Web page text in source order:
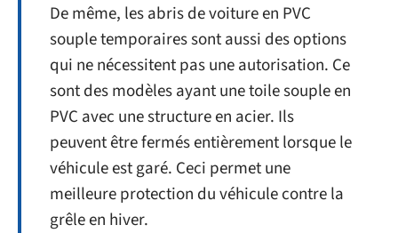
De même, les abris de voiture en PVC
souple temporaires sont aussi des options
qui ne nécessitent pas une autorisation. Ce
sont des modèles ayant une toile souple en
PVC avec une structure en acier. Ils
peuvent être fermés entièrement lorsque le
véhicule est garé. Ceci permet une
meilleure protection du véhicule contre la
grêle en hiver.